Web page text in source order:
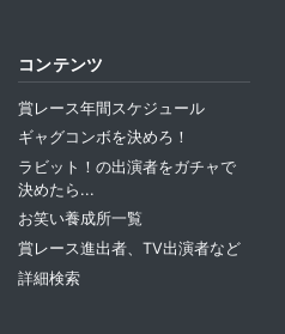
コンテンツ
賞レース年間スケジュール
ギャグコンボを決めろ！
ラビット！の出演者をガチャで
決めたら...
お笑い養成所一覧
賞レース進出者、TV出演者など
詳細検索